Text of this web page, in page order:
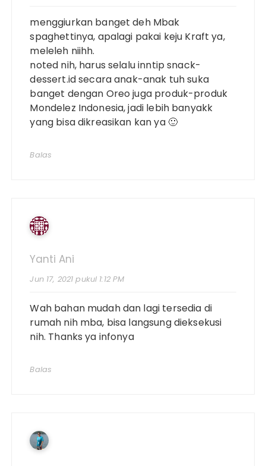
menggiurkan banget deh Mbak
spaghettinya, apalagi pakai keju Kraft ya,
meleleh niihh.
noted nih, harus selalu inntip snack-
dessert.id secara anak-anak tuh suka
banget dengan Oreo juga produk-produk
Mondelez Indonesia, jadi lebih banyakk
yang bisa dikreasikan kan ya 🙂
Balas
Yanti Ani
Jun 17, 2021 pukul 1:12 PM
Wah bahan mudah dan lagi tersedia di
rumah nih mba, bisa langsung dieksekusi
nih. Thanks ya infonya
Balas